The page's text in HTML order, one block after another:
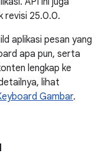
revisi 25.0.0.
aplikasi pesan yang
apa pun, serta
lengkap ke
lihat
Gambar.